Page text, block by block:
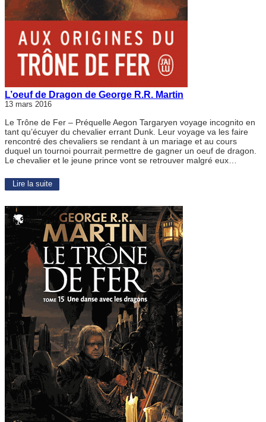
L’oeuf de Dragon de George R.R. Martin
13 mars 2016
Le Trône de Fer – Préquelle Aegon Targaryen voyage incognito en
tant qu’écuyer du chevalier errant Dunk. Leur voyage va les faire
rencontré des chevaliers se rendant à un mariage et au cours
duquel un tournoi pourrait permettre de gagner un oeuf de dragon.
Le chevalier et le jeune prince vont se retrouver malgré eux…
Lire la suite